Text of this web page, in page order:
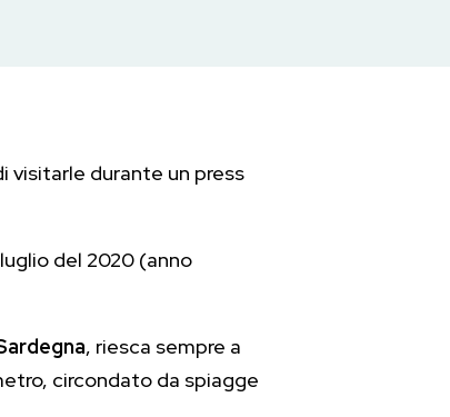
visitarle durante un press
del 2020 (anno
, riesca sempre a
circondato da spiagge